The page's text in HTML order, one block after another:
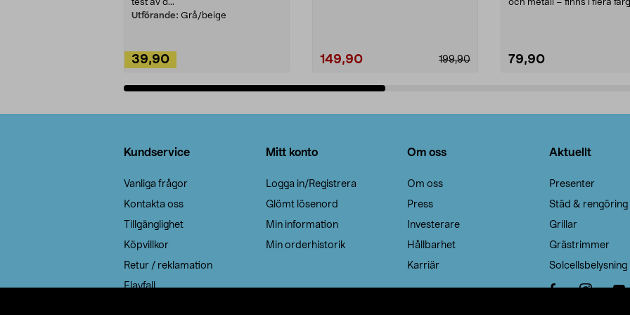
test av d...
Utförande: Grå/beige
39,90 199,90
149,90
och metall – finns i flera
79,90
Kundservice
Vanliga frågor
Kontakta oss
Tillgänglighet
Köpvillkor
Retur / reklamation
Elavfall
Mitt konto
Logga in/Registrera
Glömt lösenord
Min information
Min orderhistorik
Om oss
Om oss
Press
Investerare
Hållbarhet
Karriär
Aktuellt
Presenter
Städ & rengöring
Grillar
Grästrimmer
Solcellsbelysning